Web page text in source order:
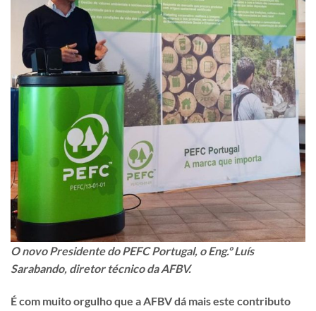
O novo Presidente do PEFC Portugal, o Eng.º Luís
Sarabando, diretor técnico da AFBV.
É com muito orgulho que a AFBV dá mais este contributo